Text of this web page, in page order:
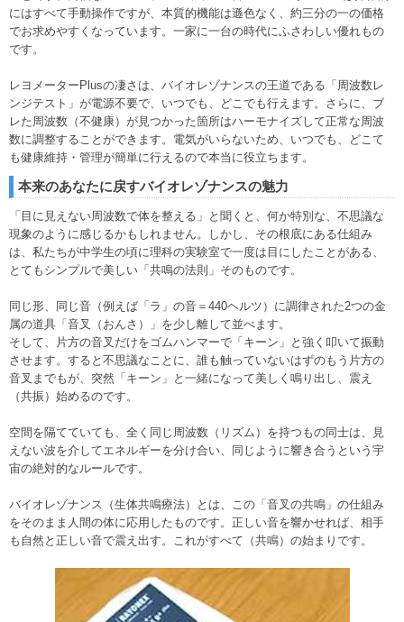
にはすべて手動操作ですが、本質的機能は遜色なく、約三分の一の価格
でお求めやすくなっています。一家に一台の時代にふさわしい優れもの
です。
レヨメーターPlusの凄さは、バイオレゾナンスの王道である「周波数レ
ンジテスト」が電源不要で、いつでも、どこでも行えます。さらに、ブ
レた周波数（不健康）が見つかった箇所はハーモナイズして正常な周波
数に調整することができます。電気がいらないため、いつでも、どこて
も健康維持・管理が簡単に行えるので本当に役立ちます。
本来のあなたに戻すバイオレゾナンスの魅力
「目に見えない周波数で体を整える」と聞くと、何か特別な、不思議な
現象のように感じるかもしれません。しかし、その根底にある仕組み
は、私たちが中学生の頃に理科の実験室で一度は目にしたことがある、
とてもシンプルで美しい「共鳴の法則」そのものです。
同じ形、同じ音（例えば「ラ」の音＝440ヘルツ）に調律された2つの金
属の道具「音叉（おんさ）」を少し離して並べます。
そして、片方の音叉だけをゴムハンマーで「キーン」と強く叩いて振動
させます。すると不思議なことに、誰も触っていないはずのもう片方の
音叉までもが、突然「キーン」と一緒になって美しく鳴り出し、震え
（共振）始めるのです。
空間を隔てていても、全く同じ周波数（リズム）を持つもの同士は、見
えない波を介してエネルギーを分け合い、同じように響き合うという宇
宙の絶対的なルールです。
バイオレゾナンス（生体共鳴療法）とは、この「音叉の共鳴」の仕組み
をそのまま人間の体に応用したものです。正しい音を響かせれば、相手
も自然と正しい音で震え出す。これがすべて（共鳴）の始まりです。